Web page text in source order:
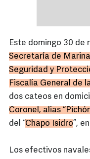
Este domingo 30 de
Secretaría de
Seguridad y
Fiscalía General de
dos cateos en
Coronel, alias
del “Chapo Isidro”,
Los efectivos